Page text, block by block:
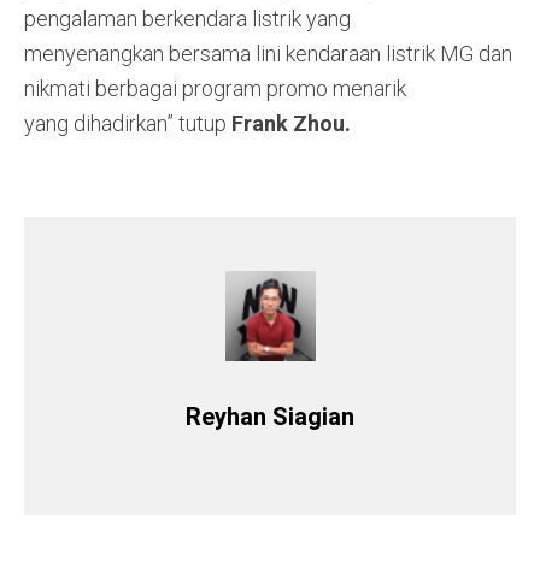
pengalaman berkendara listrik yang
menyenangkan bersama lini kendaraan listrik MG dan
nikmati berbagai program promo menarik
yang dihadirkan” tutup Frank Zhou.
Reyhan Siagian